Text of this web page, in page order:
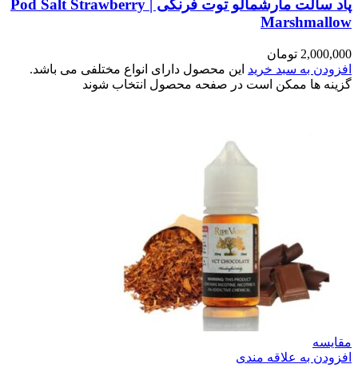
پاد سالت مارشمالو توت فرنگی | Pod Salt Strawberry
تومان
به سبد خرید این محصول دارای انواع مختلفی می باشد.
ها ممکن است در صفحه محصول انتخاب شوند
به علاقه مندی